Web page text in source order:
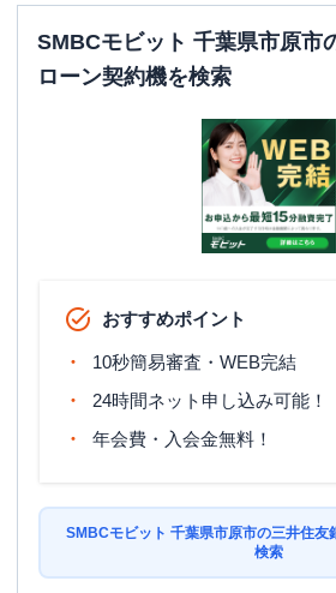
SMBCモビット 千葉県市原市
ローン契約機を検索
おすすめポイント
10秒簡易審査・WEB完結
24時間ネット申し込み可能！
年会費・入会金無料！
SMBCモビット 千葉県市原市の三井住友
検索